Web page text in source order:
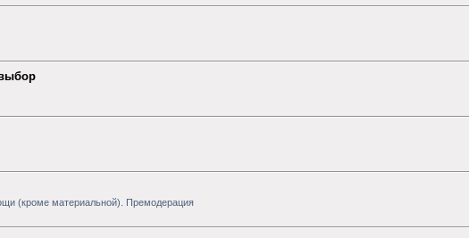
(кроме материальной). Премодерация